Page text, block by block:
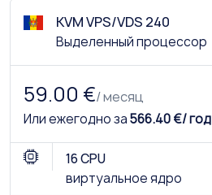
KVM VPS/VDS 240
Выделенный процессор
59.00 €/ месяц
Или ежегодно за566.40 €/ год
16 CPU
виртуальное ядро